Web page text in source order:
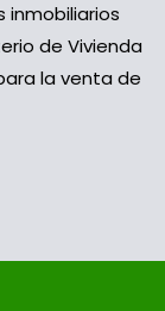
de Vivienda
la venta de